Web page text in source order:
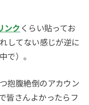
ンク くらい貼ってお
してない感じが逆に
で）。
抱腹絶倒のアカウン
皆さんよかったらフ